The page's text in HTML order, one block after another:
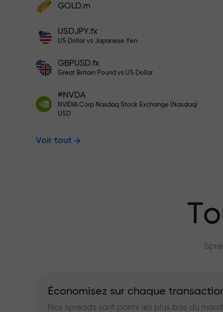
000 fois supérieur à votre dépôt. X1000
n’est pas une erreur. Plus le dépôt est
cadeaux
$1,500
Tradez sans
Bonus
grand
GOLD.m
USDJPY.fx
US Dollar vs Japanese Yen
GBPUSD.fx
Great Britain Pound vs US Dollar
#NVDA
NVIDIA Corp Nasdaq Stock Exchange (Nasdaq)
USD
Voir tout
Économisez sur chaque
Nos spreads sont parmi les plus bas du